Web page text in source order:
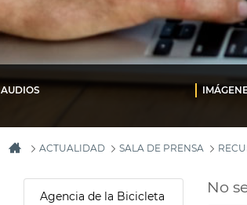
AUDIOS
ACTUALIDAD SALA DE PRENSA
Agencia de la Bicicleta No